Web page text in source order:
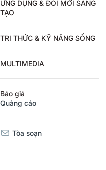
ỨNG DỤNG & ĐỔI MỚI SÁNG
TẠO
TRI THỨC & KỸ NĂNG SỐNG
MULTIMEDIA
Báo giá
Quảng cáo
Tòa soạn